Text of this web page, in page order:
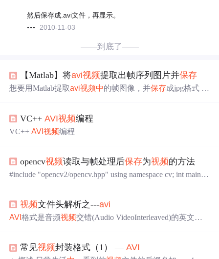
然后保存成.avi文件，再显示。
2010-11-03
——到底了——
【Matlab】将avi视频提取出帧序列图片并保存
想要用Matlab提取avi视频中的帧图像，并保存成jpg格式 %
t_video_3. avi'); vid = read(obj); fnum
VC++AVI视频编程
VC++AVI视频编程
opencv视频读取与帧处理后保存为视频的方法
#include "opencv2/opencv.hpp" using namespace cv; int main(in
ture.isOpened
视频文件头解析之---avi
AVI格式是音频视频交错(Audio VideoInterleaved)的英文缩
ws (简称VFW)环境，现在已被Windows95/98、OS/2等多数
常见视频封装格式（1） —AVI